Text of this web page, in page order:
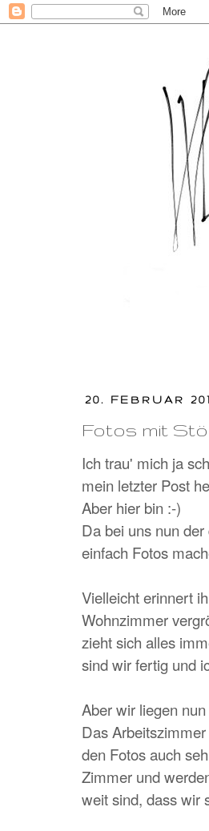
20. FEBRUAR
Fotos mit
Ich trau' mich ja
mein letzter Post
Aber hier bin :-)
Da bei uns nun
einfach Fotos
Vielleicht erinnert
Wohnzimmer
zieht sich alles
sind wir fertig und
Aber wir liegen
Das
den Fotos auch
Zimmer und
weit sind, dass wir